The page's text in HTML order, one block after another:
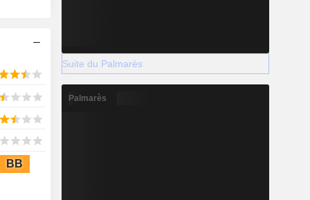
BB
Suite du Palmarès
Palmarès